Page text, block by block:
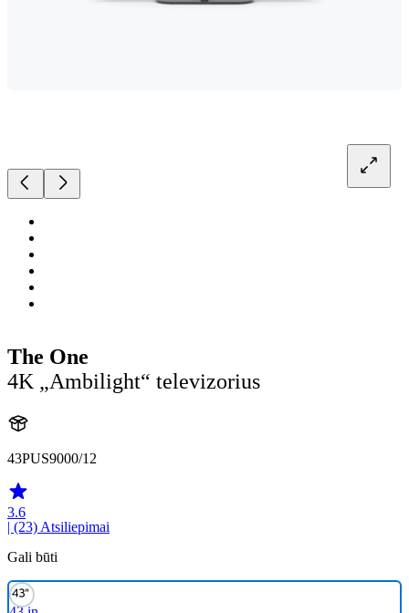
The One
4K „Ambilight“ televizorius
43PUS9000/12
3.6
| (23) Atsiliepimai
Gali būti